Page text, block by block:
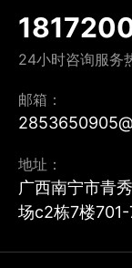
24小时咨询服务
邮箱：
地址：
广西南宁市青
场c2栋7楼